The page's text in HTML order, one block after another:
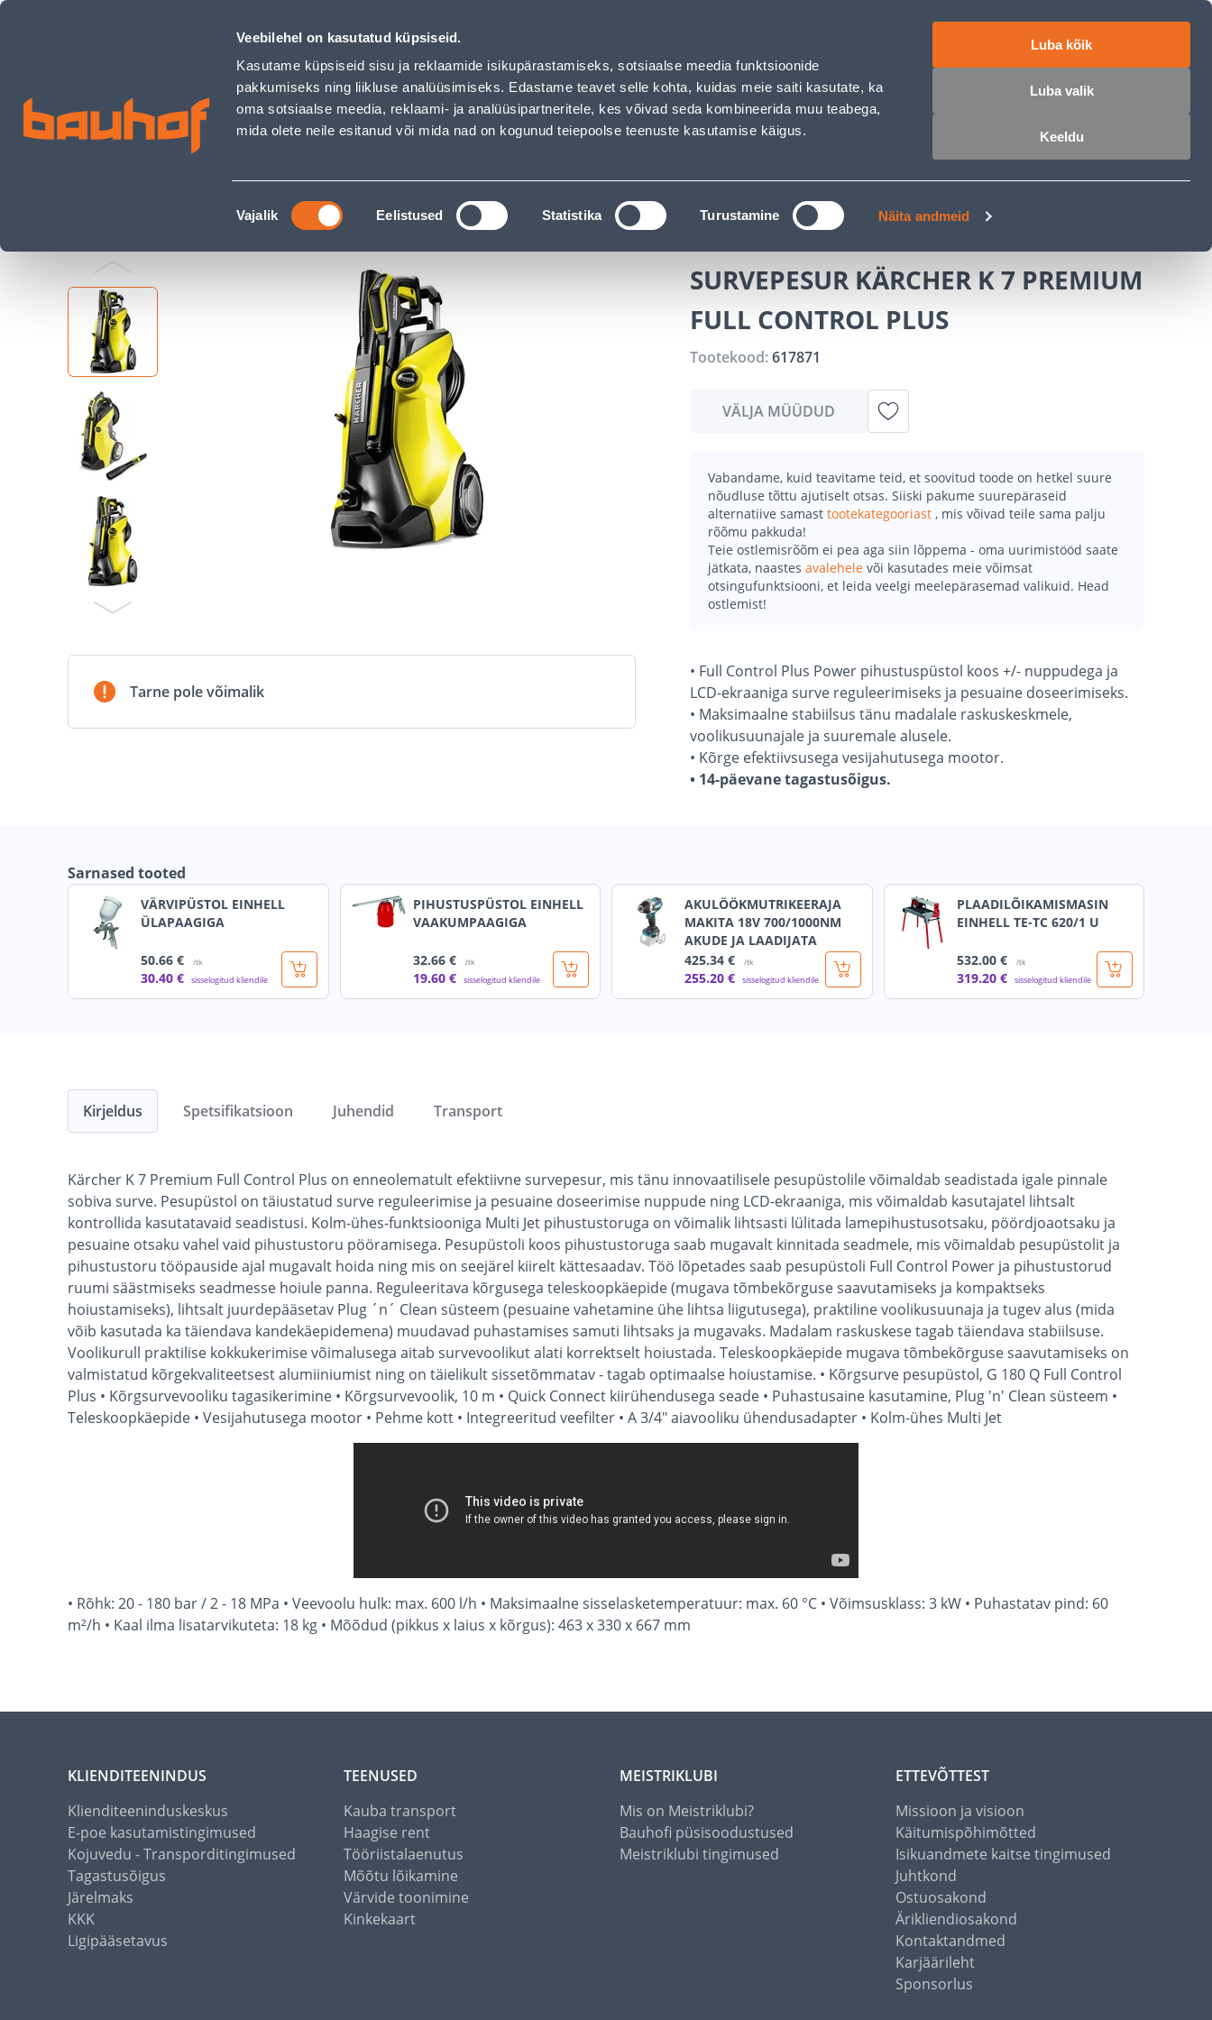
Veebilehel on kasutatud küpsiseid.
Kasutame küpsiseid sisu ja reklaamide isikupärastamiseks, sotsiaalse meedia funktsioonide
pakkumiseks ning liikluse analüüsimiseks. Edastame teavet selle kohta, kuidas meie saiti kasutate, ka
oma sotsiaalse meedia, reklaami- ja analüüsipartneritele, kes võivad seda kombineerida muu teabega,
mida olete neile esitanud või mida nad on kogunud teiepoolse teenuste kasutamise käigus.
Nõusoleku
valik
Vajalik Eelistused Statistika Turustamine Näita andmeid
Luba kõik
Luba valik
Keeldu
SURVEPESUR KÄRCHER K 7 PREMIUM FULL CONTROL PLUS - Bauhof has loaded ETRUEN
OTSI Logi sisse Ostukorv
TOOTED MEISTRIKLUBI BLOGI
Elektritööriistad ja rauakaubad Elektritööriistad Survepesurid SURVEPESUR KÄRCHER K 7 PREMIUM FULL CONTROL PLUS
Tarne pole võimalik
SURVEPESUR KÄRCHER K 7 PREMIUM
FULL CONTROL PLUS
Tootekood:617871
VÄLJA MÜÜDUD
Vabandame, kuid teavitame teid, et soovitud toode on hetkel suure
nõudluse tõttu ajutiselt otsas. Siiski pakume suurepäraseid
alternatiive samast tootekategooriast , mis võivad teile sama palju
rõõmu pakkuda!
Teie ostlemisrõõm ei pea aga siin lõppema - oma uurimistööd saate
jätkata, naastes avalehele või kasutades meie võimsat
otsingufunktsiooni, et leida veelgi meelepärasemad valikuid. Head
ostlemist!
• Full Control Plus Power pihustuspüstol koos +/- nuppudega ja
LCD-ekraaniga surve reguleerimiseks ja pesuaine doseerimiseks.
• Maksimaalne stabiilsus tänu madalale raskuskeskmele,
voolikusuunajale ja suuremale alusele.
• Kõrge efektiivsusega vesijahutusega mootor.
• 14-päevane tagastusõigus.
Sarnased tooted
VÄRVIPÜSTOL EINHELL
ÜLAPAAGIGA
50.66 € /tk
30.40 € sisselogitud kliendile
PIHUSTUSPÜSTOL EINHELL
VAAKUMPAAGIGA
32.66 € /tk
19.60 € sisselogitud kliendile
AKULÖÖKMUTRIKEERAJA
MAKITA 18V 700/1000NM
AKUDE JA LAADIJATA
425.34 € /tk
255.20 € sisselogitud kliendile
PLAADILÕIKAMISMASIN
EINHELL TE-TC 620/1 U
532.00 € /tk
319.20 € sisselogitud kliendile
Kirjeldus
Kärcher K 7 Premium Full Control Plus on enneolematult efektiivne survepesur, mis tänu innovaatilisele pesupüstolile võimaldab seadistada igale pinnale
sobiva surve. Pesupüstol on täiustatud surve reguleerimise ja pesuaine doseerimise nuppude ning LCD-ekraaniga, mis võimaldab kasutajatel lihtsalt
kontrollida kasutatavaid seadistusi. Kolm-ühes-funktsiooniga Multi Jet pihustustoruga on võimalik lihtsasti lülitada lamepihustusotsaku, pöördjoaotsaku ja
pesuaine otsaku vahel vaid pihustustoru pööramisega. Pesupüstoli koos pihustustoruga saab mugavalt kinnitada seadmele, mis võimaldab pesupüstolit ja
pihustustoru tööpauside ajal mugavalt hoida ning mis on seejärel kiirelt kättesaadav. Töö lõpetades saab pesupüstoli Full Control Power ja pihustustorud
ruumi säästmiseks seadmesse hoiule panna. Reguleeritava kõrgusega teleskoopkäepide (mugava tõmbekõrguse saavutamiseks ja kompaktseks
hoiustamiseks), lihtsalt juurdepääsetav Plug ´n´ Clean süsteem (pesuaine vahetamine ühe lihtsa liigutusega), praktiline voolikusuunaja ja tugev alus (mida
võib kasutada ka täiendava kandekäepidemena) muudavad puhastamises samuti lihtsaks ja mugavaks. Madalam raskuskese tagab täiendava stabiilsuse.
Voolikurull praktilise kokkukerimise võimalusega aitab survevoolikut alati korrektselt hoiustada. Teleskoopkäepide mugava tõmbekõrguse saavutamiseks on
valmistatud kõrgekvaliteetsest alumiiniumist ning on täielikult sissetõmmatav - tagab optimaalse hoiustamise. • Kõrgsurve pesupüstol, G 180 Q Full Control
Plus • Kõrgsurvevooliku tagasikerimine • Kõrgsurvevoolik, 10 m • Quick Connect kiirühendusega seade • Puhastusaine kasutamine, Plug 'n' Clean süsteem •
Teleskoopkäepide • Vesijahutusega mootor • Pehme kott • Integreeritud veefilter • A 3/4" aiavooliku ühendusadapter • Kolm-ühes Multi Jet
• Rõhk: 20 - 180 bar / 2 - 18 MPa • Veevoolu hulk: max. 600 l/h • Maksimaalne sisselasketemperatuur: max. 60 °C • Võimsusklass: 3 kW • Puhastatav pind: 60
m²/h • Kaal ilma lisatarvikuteta: 18 kg • Mõõdud (pikkus x laius x kõrgus): 463 x 330 x 667 mm
Spetsifikatsioon Juhendid Transport
KLIENDITEENINDUS
Klienditeeninduskeskus
E-poe kasutamistingimused
Kojuvedu - Transporditingimused
Tagastusõigus
Järelmaks
KKK
Ligipääsetavus
TEENUSED
Kauba transport
Haagise rent
Tööriistalaenutus
Mõõtu lõikamine
Värvide toonimine
Kinkekaart
MEISTRIKLUBI
Mis on Meistriklubi?
Bauhofi püsisoodustused
Meistriklubi tingimused
ETTEVÕTTEST
Missioon ja visioon
Käitumispõhimõtted
Isikuandmete kaitse tingimused
Juhtkond
Ostuosakond
Ärikliendiosakond
Kontaktandmed
Karjäärileht
Sponsorlus